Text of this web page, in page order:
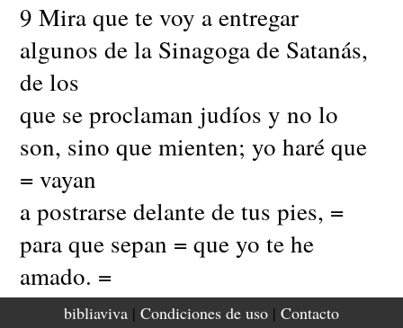
9 Mira que te voy a entregar
algunos de la Sinagoga de Satanás,
de los
que se proclaman judíos y no lo
son, sino que mienten; yo haré que
= vayan
a postrarse delante de tus pies, =
para que sepan = que yo te he
amado. =
bibliaviva | Condiciones de uso | Contacto